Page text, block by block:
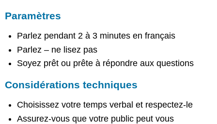
Paramètres
Parlez pendant 2 à 3 minutes en français
Parlez – ne lisez pas
Soyez prêt ou prête à répondre aux questions
Considérations techniques
Choisissez votre temps verbal et respectez-le
Assurez-vous que votre public peut vous